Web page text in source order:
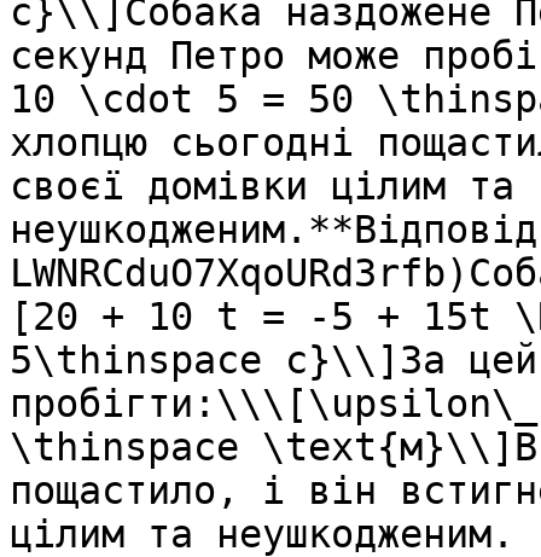
c}\\]Собака наздожене
секунд Петро може
10 \cdot 5 = 50
хлопцю сьогоднi
своєї домiвки цiлим та
[20 + 10 t = -5 + 15t
5\thinspace c}\\]За цей
\thinspace
пощастило, i вiн
цiлим та неушкодженим.